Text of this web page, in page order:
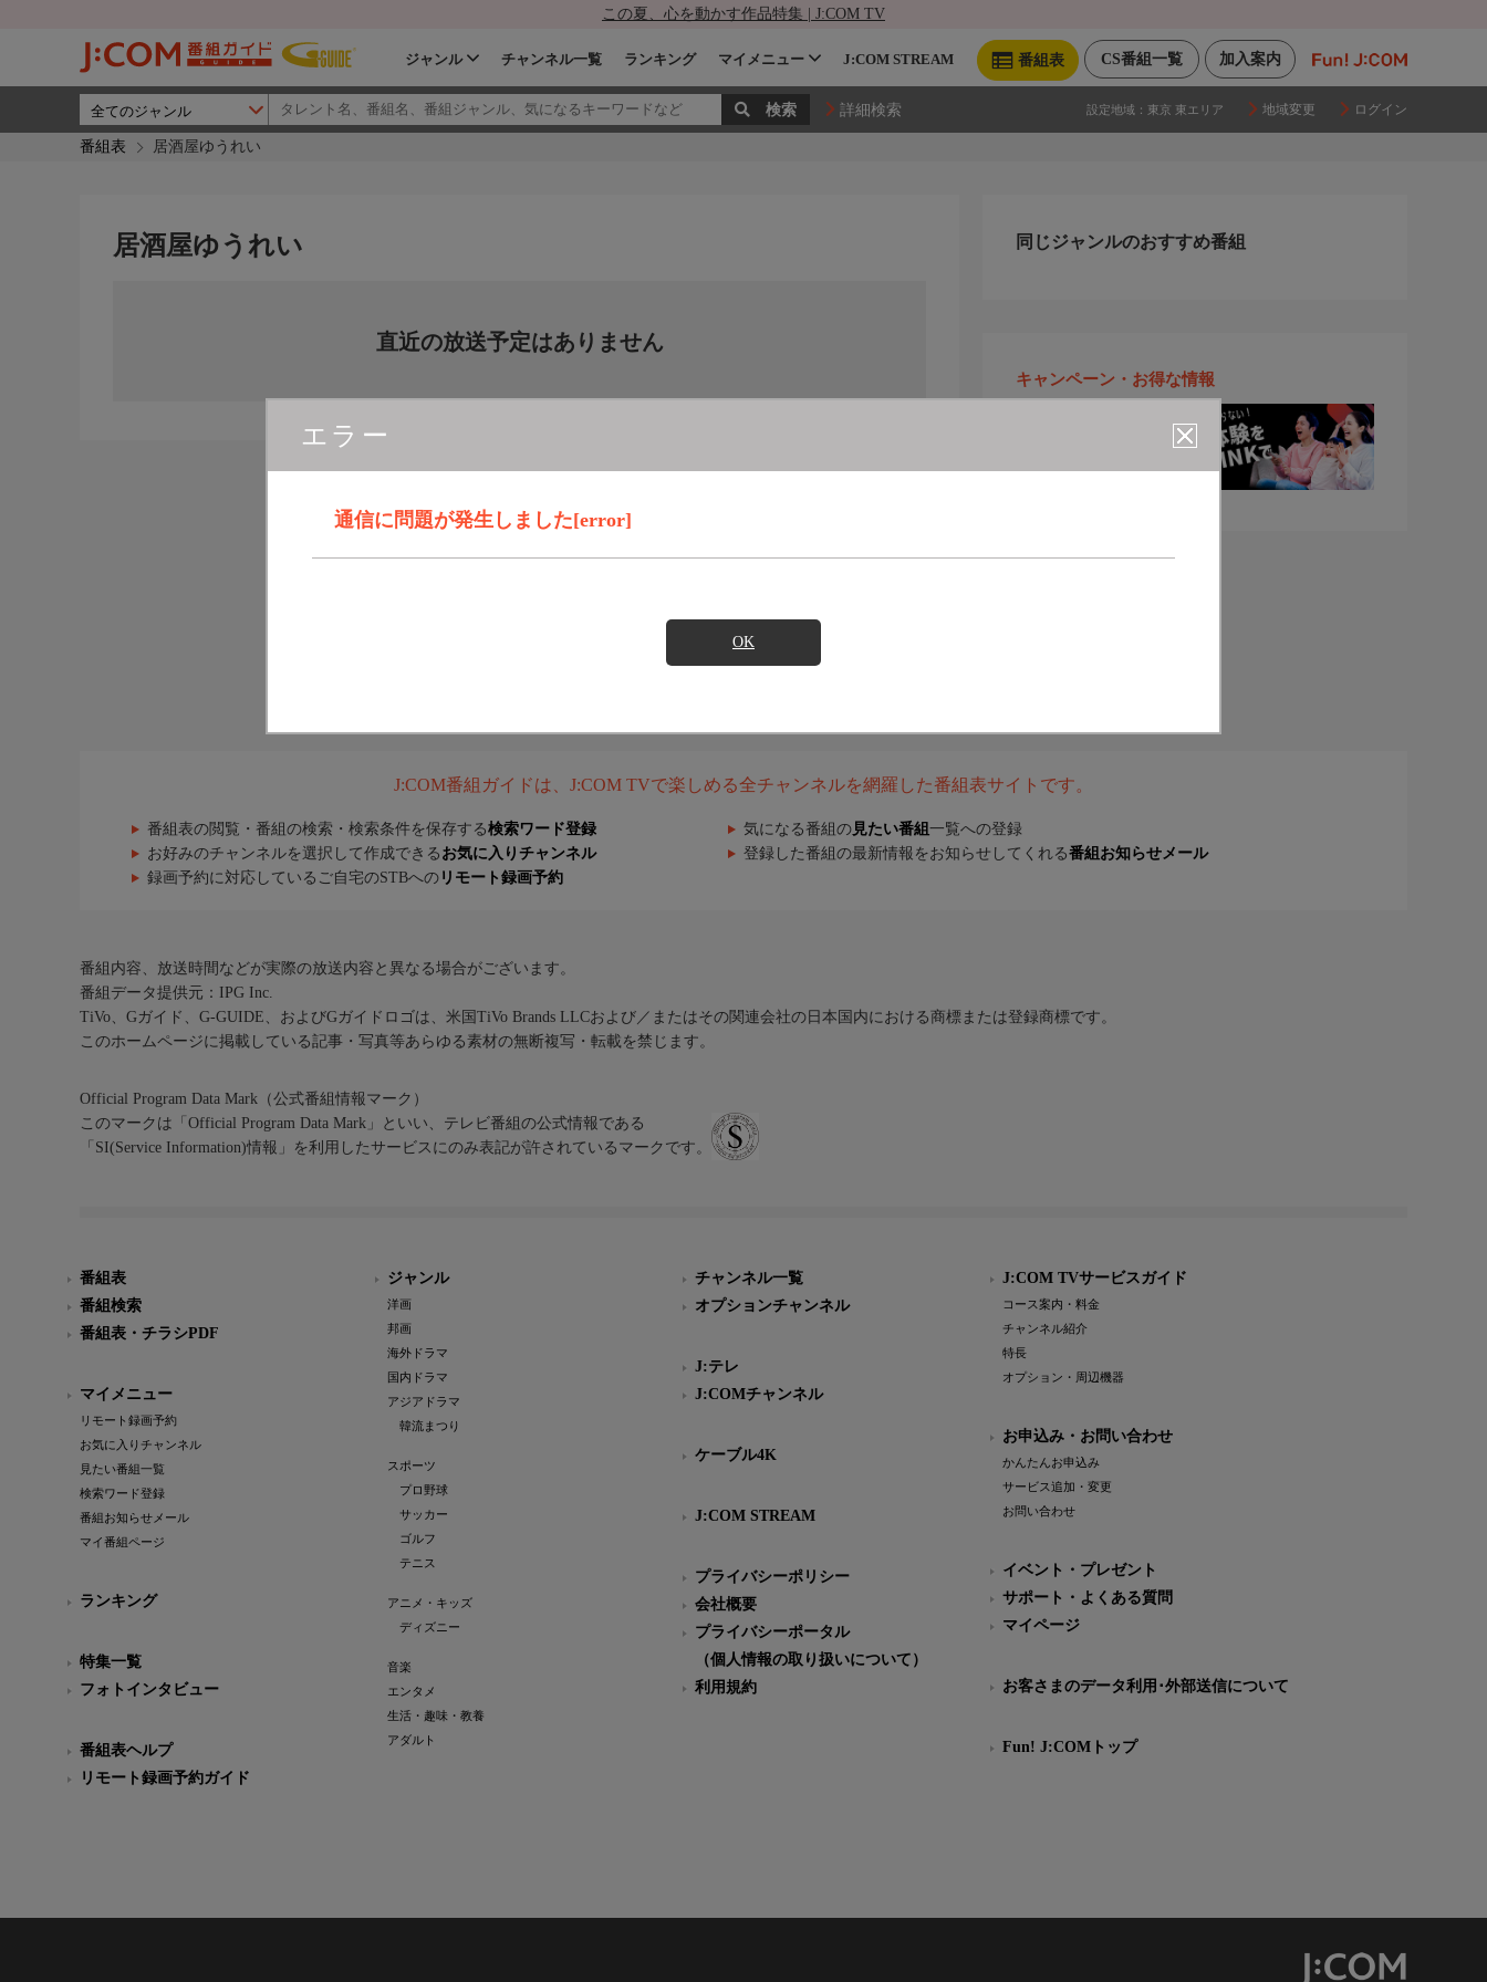
この夏、心を動かす作品特集 | J:COM TV
加入案内
CS番組一覧
番組表
ジャンル チャンネル一覧 ランキング マイメニュー J:COM STREAM
詳細検索 設定地域： 東京 東エリア 地域変更 ログイン
番組表 居酒屋ゆうれい
エラー
通信に問題が発生しました[error]
OK
居酒屋ゆうれい
直近の放送予定はありません
同じジャンルのおすすめ番組
キャンペーン・お得な情報
J:COM番組ガイドは、J:COM TVで楽しめる全チャンネルを網羅した番組表サイトです。
番組表の閲覧・番組の検索・検索条件を保存する検索ワード登録 気になる番組の 見たい番組 一覧への登録
お好みのチャンネルを選択して作成できる お気に入りチャンネル 登録した番組の最新情報をお知らせしてくれる番組お知らせメール
録画予約に対応しているご自宅のSTBへの リモート録画予約
番組内容、放送時間などが実際の放送内容と異なる場合がございます。
番組データ提供元：IPG Inc.
TiVo、Gガイド、G-GUIDE、およびGガイドロゴは、米国TiVo Brands LLCおよび／またはその関連会社の日本国内における商標または登録商標です。
このホームページに掲載している記事・写真等あらゆる素材の無断複写・転載を禁じます。
Official Program Data Mark（公式番組情報マーク）
このマークは「Official Program Data Mark」といい、テレビ番組の公式情報である
「SI(Service Information)情報」を利用したサービスにのみ表記が許されているマークです。
番組表
番組検索
番組表・チラシPDF
マイメニュー
リモート録画予約
お気に入りチャンネル
見たい番組一覧
検索ワード登録
番組お知らせメール
マイ番組ページ
ランキング
特集一覧
フォトインタビュー
番組表ヘルプ
リモート録画予約ガイド
ジャンル
洋画
邦画
海外ドラマ
国内ドラマ
アジアドラマ
韓流まつり
スポーツ
プロ野球
サッカー
ゴルフ
テニス
アニメ・キッズ
ディズニー
音楽
エンタメ
生活・趣味・教養
アダルト
チャンネル一覧
オプションチャンネル
J:テレ
J:COMチャンネル
ケーブル4K
J:COM STREAM
プライバシーポリシー
会社概要
プライバシーポータル
（個人情報の取り扱いについて）
利用規約
J:COM TVサービスガイド
コース案内・料金
チャンネル紹介
特長
オプション・周辺機器
お申込み・お問い合わせ
かんたんお申込み
サービス追加・変更
お問い合わせ
イベント・プレゼント
サポート・よくある質問
マイページ
お客さまのデータ利用･外部送信について
Fun! J:COMトップ